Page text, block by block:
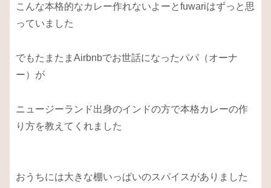
こんな本格的なカレー作れないよーとfuwariはずっと思
っていました
でもたまたまAirbnbでお世話になったパパ（オーナ
ー）が
ニュージーランド出身のインドの方で本格カレーの作
り方を教えてくれました
おうちには大きな棚いっぱいのスパイスがありました